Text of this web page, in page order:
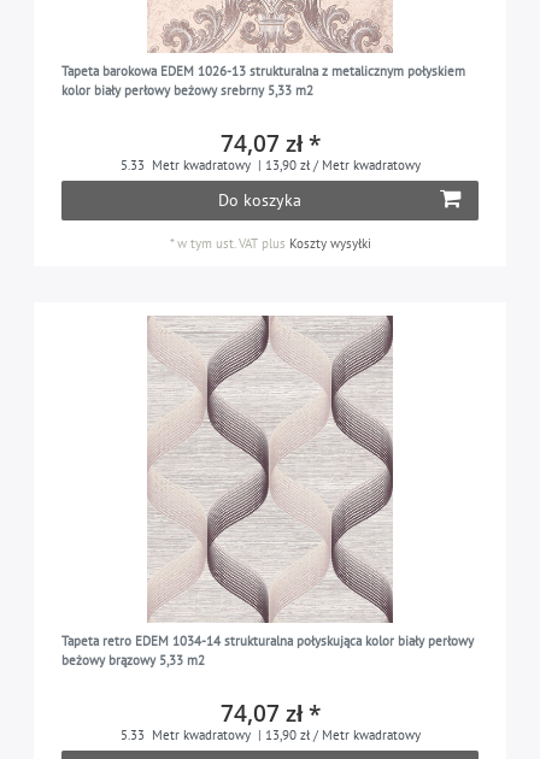
Tapeta barokowa EDEM 1026-13 strukturalna z metalicznym połyskiem
kolor biały perłowy beżowy srebrny 5,33 m2
74,07 zł *
5.33 Metr kwadratowy | 13,90 zł / Metr kwadratowy
Do koszyka
*w tym ust. VATplus Koszty wysyłki
Tapeta retro EDEM 1034-14 strukturalna połyskująca kolor biały perłowy
beżowy brązowy 5,33 m2
74,07 zł *
5.33 Metr kwadratowy | 13,90 zł / Metr kwadratowy